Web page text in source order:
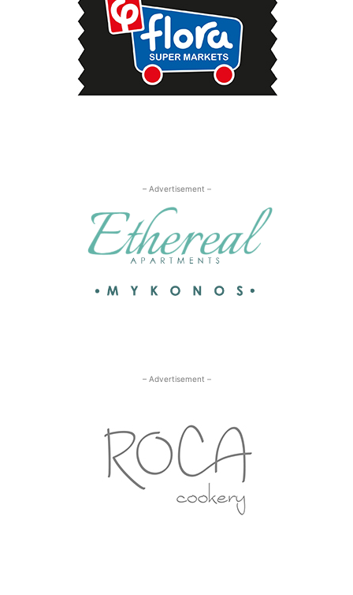
– Advertisement –
– Advertisement –